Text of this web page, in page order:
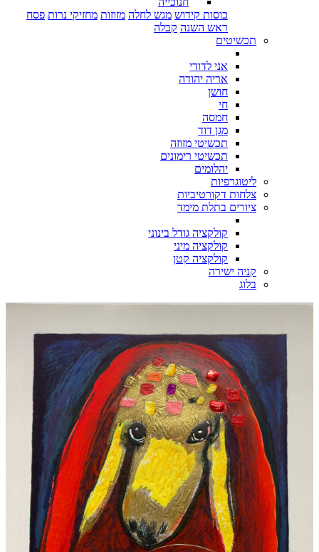
כוסות קידוש מגש לחלה מזוזות מחזיקי נרות פסח
ראש השנה קבלה
תכשיטים
אני לדודי
אריה יהודה
חושן
חי
חמסה
מגן דוד
תכשיטי מזוזה
תכשיטי רימונים
יהלומים
ליטוגרפיות
צלחות דקורטיביות
ציורים בתלת מימד
קולקציה גודל בינוני
קולקציה מיני
קולקציה קטן
קניה ישירה
בלוג